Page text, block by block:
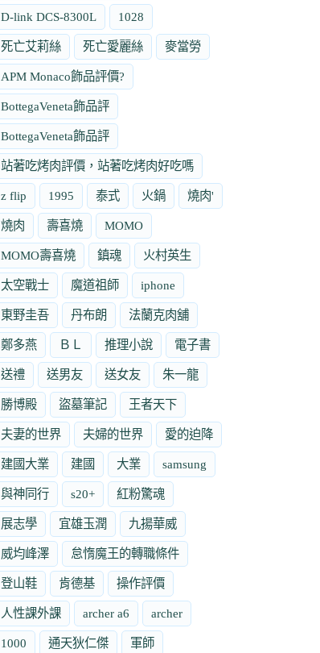
D-link DCS-8300L 1028
死亡艾莉絲 死亡愛麗絲 麥當勞
APM Monaco飾品評價?
BottegaVeneta飾品評
BottegaVeneta飾品評
站著吃烤肉評價，站著吃烤肉好吃嗎
z flip 1995 泰式 火鍋 燒肉'
燒肉 壽喜燒 MOMO
MOMO壽喜燒 鎮魂 火村英生
太空戰士 魔道祖師 iphone
東野圭吾 丹布朗 法蘭克肉舖
鄭多燕 ＢＬ 推理小說 電子書
送禮 送男友 送女友 朱一龍
勝博殿 盜墓筆記 王者天下
夫妻的世界 夫婦的世界 愛的迫降
建國大業 建國 大業 samsung
與神同行 s20+ 紅粉驚魂
展志學 宜雄玉潤 九揚華威
威均峰澤 怠惰魔王的轉職條件
登山鞋 肯德基 操作評價
人性課外課 archer a6 archer
1000 通天狄仁傑 軍師